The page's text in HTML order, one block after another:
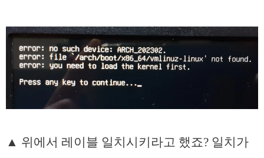
▲ 위에서 레이블 일치시키라고 했죠? 일치가